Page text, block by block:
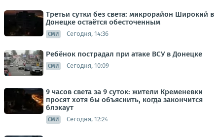
Третьи сутки без света: микрорайон Широкий в
Донецке остаётся обесточенным
СМИ Сегодня, 14:36
Ребёнок пострадал при атаке ВСУ в Донецке
СМИ Сегодня, 10:09
9 часов света за 9 суток: жители Кременевки
просят хотя бы объяснить, когда закончится
блэкаут
СМИ Сегодня, 12:24